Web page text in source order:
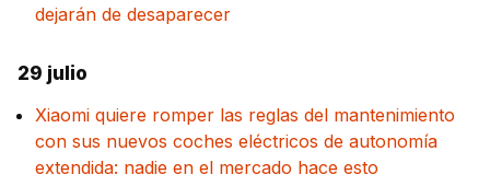
dejarán de desaparecer
29 julio
Xiaomi quiere romper las reglas del mantenimiento
con sus nuevos coches eléctricos de autonomía
extendida: nadie en el mercado hace esto